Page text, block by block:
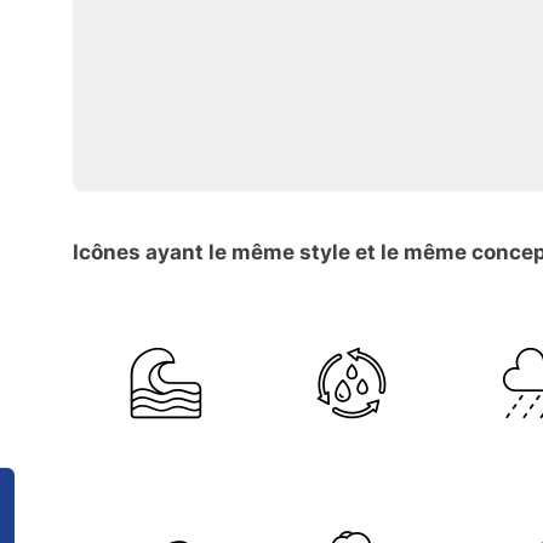
Icônes ayant le même style et le même